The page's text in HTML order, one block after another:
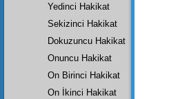
Yedinci Hakikat
Sekizinci Hakikat
Dokuzuncu Hakikat
Onuncu Hakikat
On Birinci Hakikat
On İkinci Hakikat